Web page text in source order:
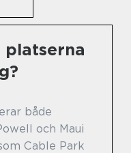
platserna
både
och Maui
Cable Park